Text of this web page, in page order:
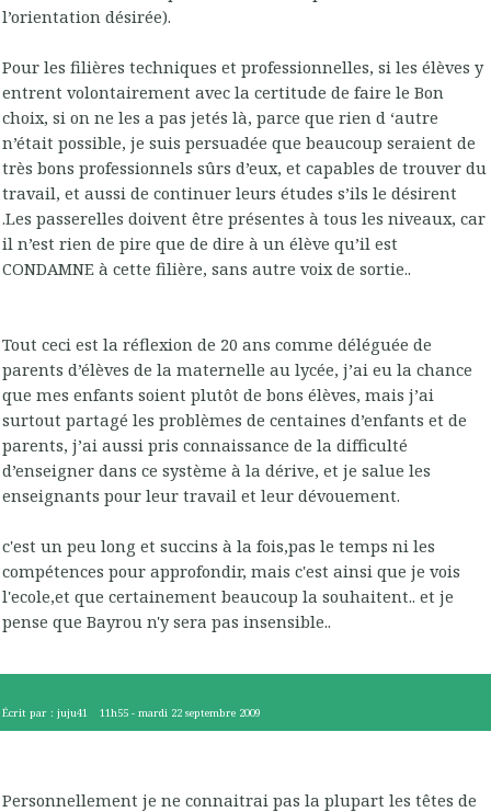
l’orientation désirée).
Pour les filières techniques et professionnelles, si les élèves y
entrent volontairement avec la certitude de faire le Bon
choix, si on ne les a pas jetés là, parce que rien d ‘autre
n’était possible, je suis persuadée que beaucoup seraient de
très bons professionnels sûrs d’eux, et capables de trouver du
travail, et aussi de continuer leurs études s’ils le désirent
.Les passerelles doivent être présentes à tous les niveaux, car
il n’est rien de pire que de dire à un élève qu’il est
CONDAMNE à cette filière, sans autre voix de sortie..
Tout ceci est la réflexion de 20 ans comme déléguée de
parents d’élèves de la maternelle au lycée, j’ai eu la chance
que mes enfants soient plutôt de bons élèves, mais j’ai
surtout partagé les problèmes de centaines d’enfants et de
parents, j’ai aussi pris connaissance de la difficulté
d’enseigner dans ce système à la dérive, et je salue les
enseignants pour leur travail et leur dévouement.
c'est un peu long et succins à la fois,pas le temps ni les
compétences pour approfondir, mais c'est ainsi que je vois
l'ecole,et que certainement beaucoup la souhaitent.. et je
pense que Bayrou n'y sera pas insensible..
Écrit par : juju41 11h55 -mardi 22 septembre 2009
Personnellement je ne connaitrai pas la plupart les têtes de